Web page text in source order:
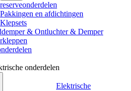
reserveonderdelen
Pakkingen en afdichtingen
Klepsets
& Ontluchter & Demper
onderdelen
Elektrische